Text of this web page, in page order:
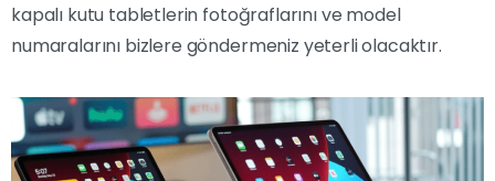
kapalı kutu tabletlerin fotoğraflarını ve model
numaralarını bizlere göndermeniz yeterli olacaktır.